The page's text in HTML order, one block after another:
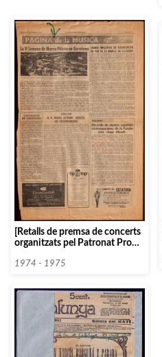
[Retalls de premsa de concerts
organitzats pel Patronat Pro
1974 - 1975